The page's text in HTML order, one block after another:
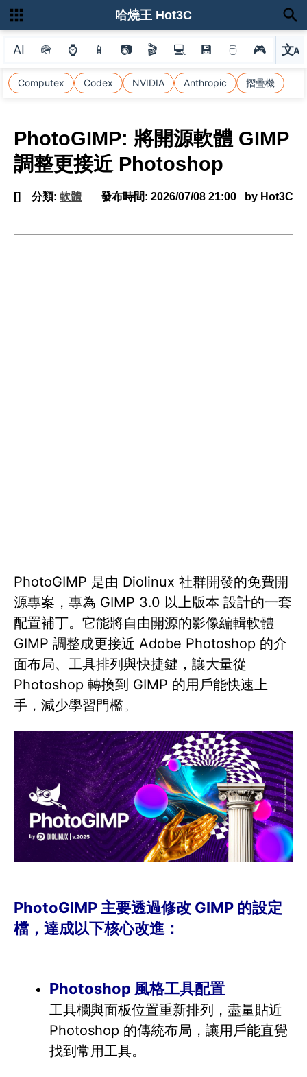
AI 🪖 ⌚ 📱 📷 🎬 💻 💾 🖱 🎮 文A
選
Computex Codex NVIDIA Anthropic 摺疊機
哈燒王 Hot3C
PhotoGIMP: 將開源軟體 GIMP
調整更接近 Photoshop
[] 分類: 軟體 發布時間: 2026/07/08 21:00 by Hot3C
PhotoGIMP 是由 Diolinux 社群開發的免費開
源專案，專為 GIMP 3.0 以上版本 設計的一套
配置補丁。它能將自由開源的影像編輯軟體
GIMP 調整成更接近 Adobe Photoshop 的介
面布局、工具排列與快捷鍵，讓大量從
Photoshop 轉換到 GIMP 的用戶能快速上
手，減少學習門檻。
PhotoGIMP 主要透過修改 GIMP 的設定
檔，達成以下核心改進：
Photoshop 風格工具配置
工具欄與面板位置重新排列，盡量貼近
Photoshop 的傳統布局，讓用戶能直覺
找到常用工具。